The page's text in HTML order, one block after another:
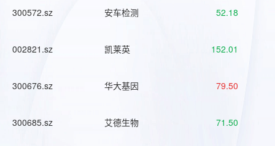
300572.sz 安车检测 52.18
002821.sz 凯莱英 152.01
300676.sz 华大基因 79.50
300685.sz 艾德生物 71.50